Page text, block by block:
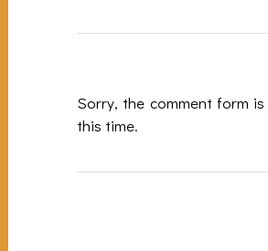
Sorry, the comment form
this time.